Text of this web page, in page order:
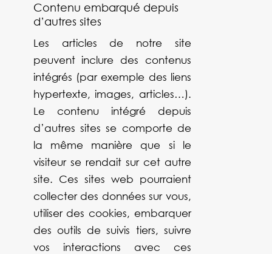
Contenu embarqué depuis
d’autres sites
Les articles de notre site
peuvent inclure des contenus
intégrés (par exemple des liens
hypertexte, images, articles…).
Le contenu intégré depuis
d’autres sites se comporte de
la même manière que si le
visiteur se rendait sur cet autre
site. Ces sites web pourraient
collecter des données sur vous,
utiliser des cookies, embarquer
des outils de suivis tiers, suivre
vos interactions avec ces